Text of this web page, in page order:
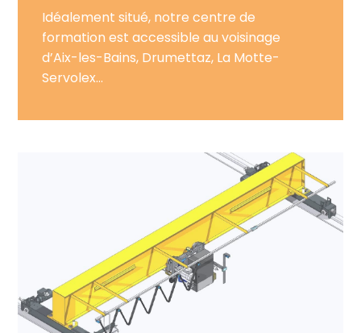
Idéalement situé, notre centre de
formation est accessible au voisinage
d’Aix-les-Bains, Drumettaz, La Motte-
Servolex…